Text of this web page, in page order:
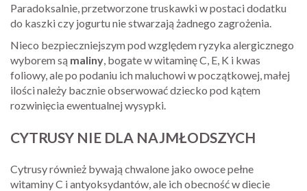
Paradoksalnie, przetworzone truskawki w postaci dodatku
do kaszki czy jogurtu nie stwarzają żadnego zagrożenia.
Nieco bezpieczniejszym pod względem ryzyka alergicznego
wyborem są maliny , bogate w witaminę C, E, K i kwas
foliowy, ale po podaniu ich maluchowi w początkowej, małej
ilości należy bacznie obserwować dziecko pod kątem
rozwinięcia ewentualnej wysypki.
CYTRUSY NIE DLA NAJMŁODSZYCH
Cytrusy również bywają chwalone jako owoce pełne
witaminy C i antyoksydantów, ale ich obecność w diecie